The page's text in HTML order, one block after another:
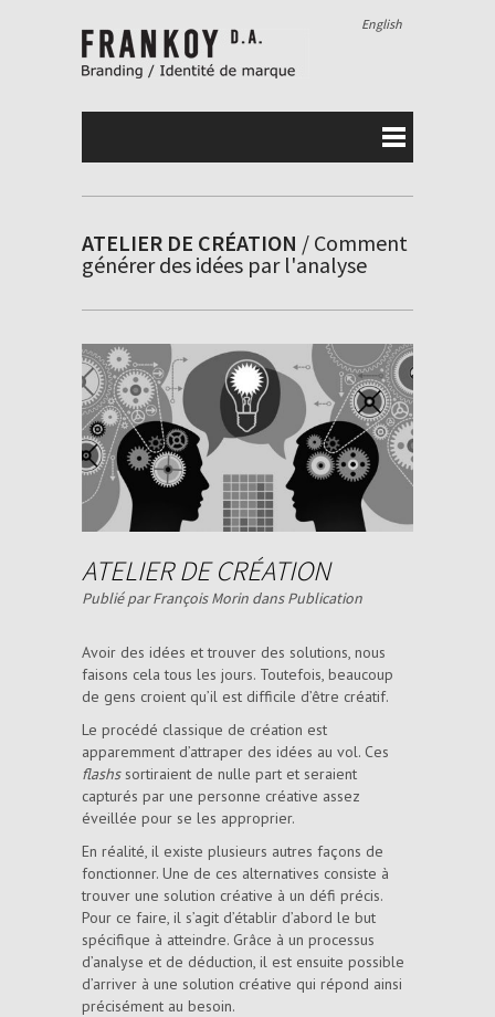
English
ATELIER DE CRÉATION / Comment
générer des idées par l'analyse
ATELIER DE CRÉATION
Publié par François Morin dansPublication
Avoir des idées et trouver des solutions, nous
faisons cela tous les jours. Toutefois, beaucoup
de gens croient qu’il est difficile d’être créatif.
Le procédé classique de création est
apparemment d’attraper des idées au vol. Ces
flashssortiraient de nulle part et seraient
capturés par une personne créative assez
éveillée pour se les approprier.
En réalité, il existe plusieurs autres façons de
fonctionner. Une de ces alternatives consiste à
trouver une solution créative à un défi précis.
Pour ce faire, il s’agit d’établir d’abord le but
spécifique à atteindre. Grâce à un processus
d’analyse et de déduction, il est ensuite possible
d’arriver à une solution créative qui répond ainsi
précisément au besoin.